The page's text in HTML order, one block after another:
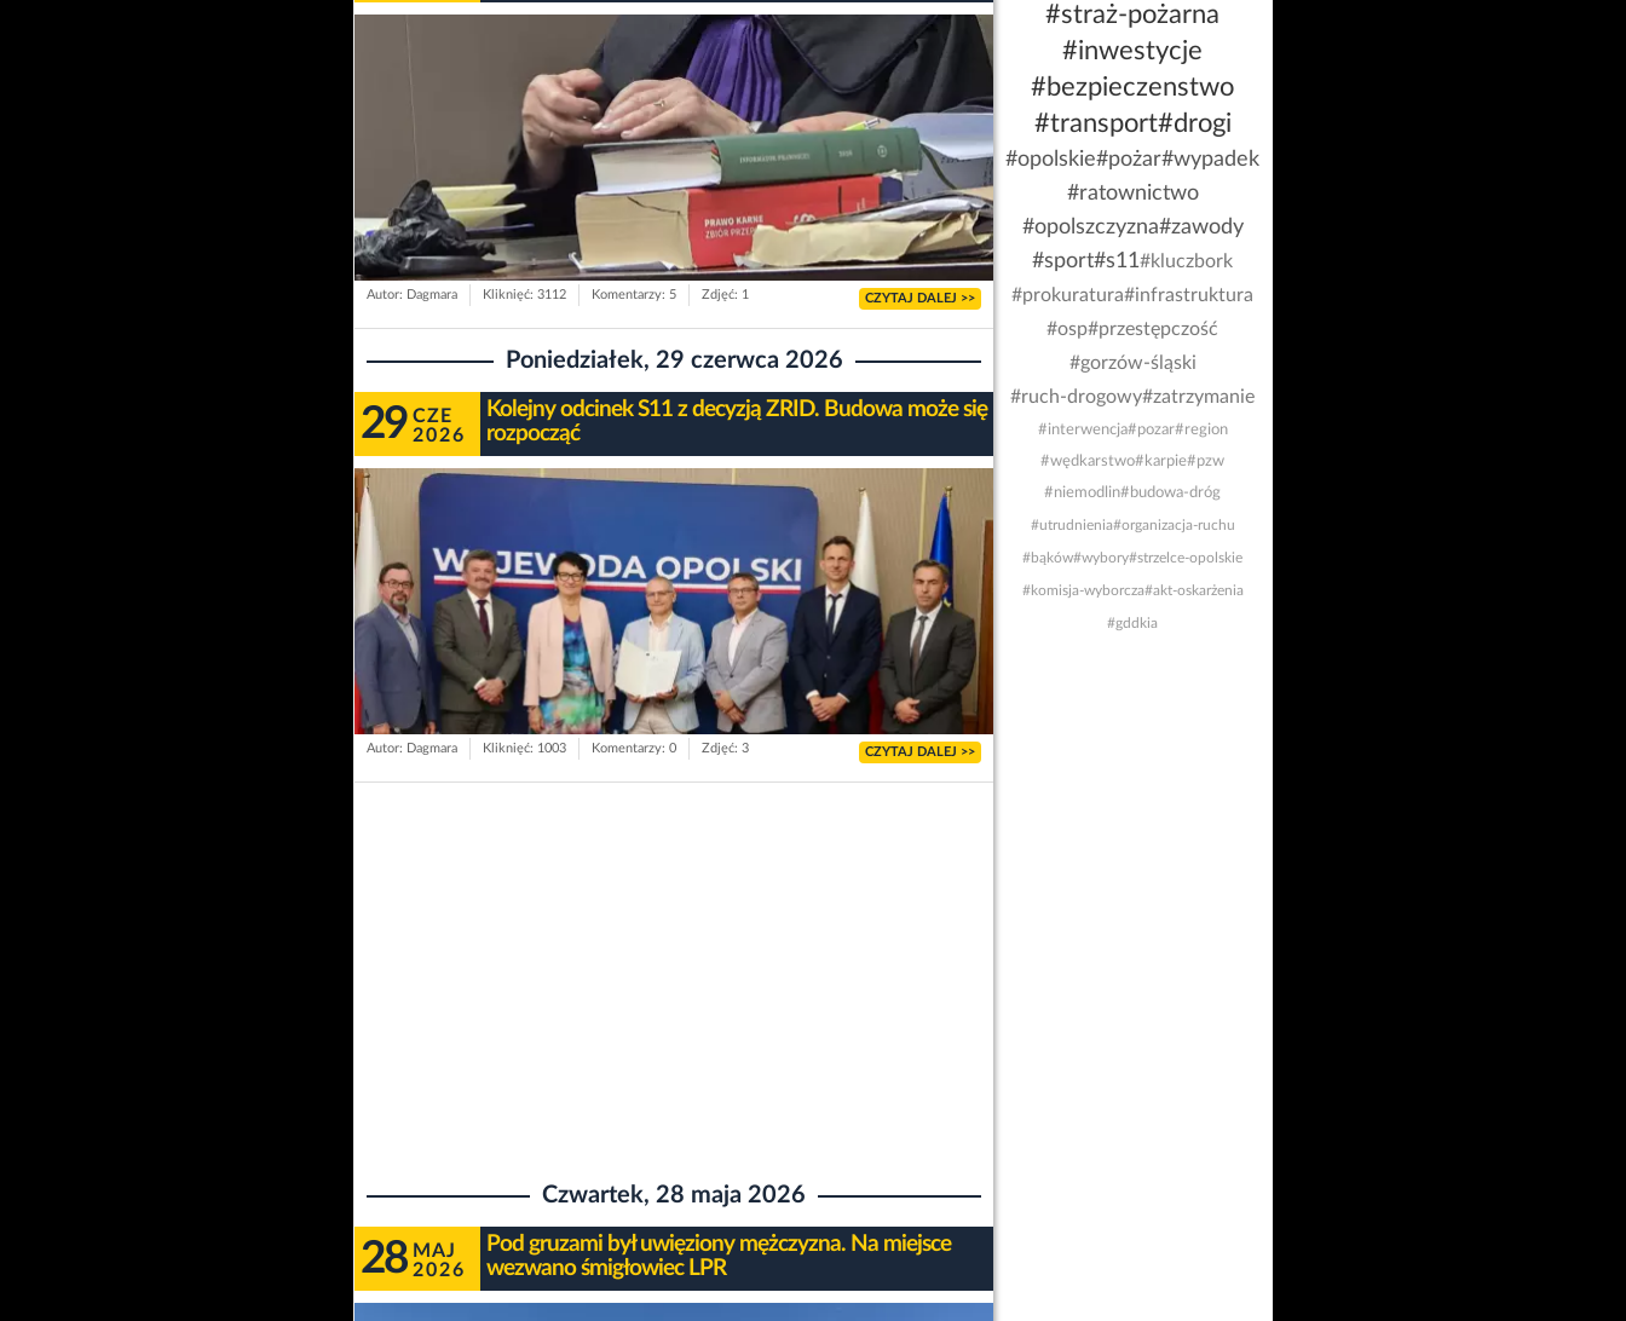
Autor: Dagmara Kliknięć: 3112 Komentarzy: 5 Zdjęć: 1 CZYTAJ DALEJ >>
Poniedziałek, 29 czerwca 2026
29 CZE
2026
Kolejny odcinek S11 z decyzją ZRID. Budowa może się
rozpocząć
Autor: Dagmara Kliknięć: 1003 Komentarzy: 0 Zdjęć: 3 CZYTAJ DALEJ >>
Czwartek, 28 maja 2026
28 MAJ
2026
Pod gruzami był uwięziony mężczyzna. Na miejsce
wezwano śmigłowiec LPR
#straż-pożarna
#inwestycje
#bezpieczenstwo
#transport#drogi
#opolskie#pożar#wypadek
#ratownictwo
#opolszczyzna#zawody
#sport#s11#kluczbork
#prokuratura#infrastruktura
#osp#przestępczość
#gorzów-śląski
#ruch-drogowy#zatrzymanie
#interwencja#pozar#region
#wędkarstwo#karpie#pzw
#niemodlin#budowa-dróg
#utrudnienia#organizacja-ruchu
#bąków#wybory#strzelce-opolskie
#komisja-wyborcza#akt-oskarżenia
#gddkia